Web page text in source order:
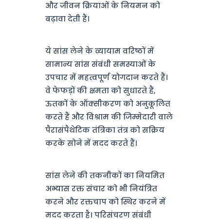
और जीवन क्रियाओं के नियमन को
बढ़ावा देती हैं।
ये सांस लेने के व्यायाम वरिष्ठों में
सामान्य सांस संबंधी समस्याओं के
उपचार में महत्वपूर्ण योगदान करते हैं।
वे फेफड़ों की क्षमता को सुधारते हैं,
ऊतकों के ऑक्सीकरण को अनुकूलित
करते हैं और विश्राम की जिम्मेदारी वाले
पैरासंपैथेटिक तंत्रिका तंत्र को सक्रिय
करके सोने में मदद करते हैं।
सांस लेने की तकनीकों का नियमित
अभ्यास रक्त संचार को भी नियंत्रित
करने और रक्तचाप को स्थिर करने में
मदद करता है। परिसंचरण संबंधी